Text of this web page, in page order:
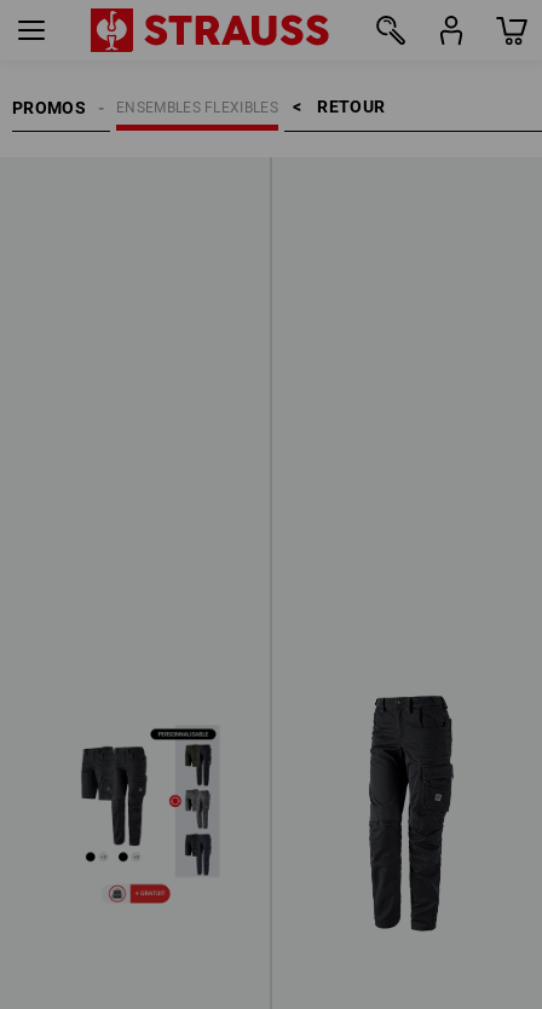
PROMOS RETOUR    >
ENSEMBLES FLEXIBLES